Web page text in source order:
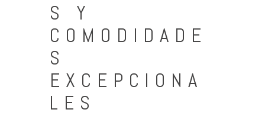
S Y
COMODIDADE
S
EXCEPCIONA
LES